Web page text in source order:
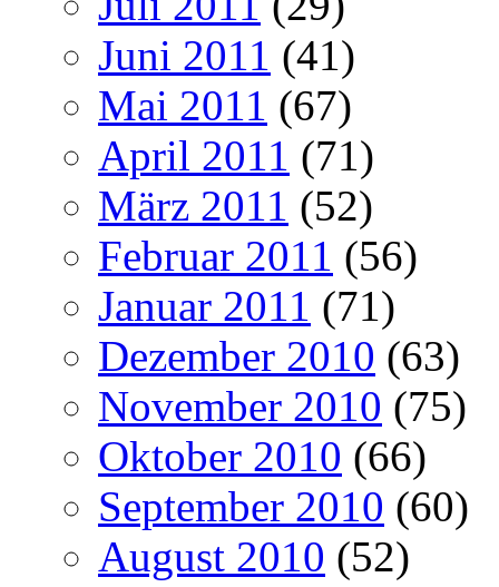
Juni 2011 (41)
Mai 2011 (67)
April 2011 (71)
März 2011 (52)
Februar 2011 (56)
Januar 2011 (71)
Dezember 2010 (63)
November 2010 (75)
Oktober 2010 (66)
September 2010 (60)
August 2010 (52)